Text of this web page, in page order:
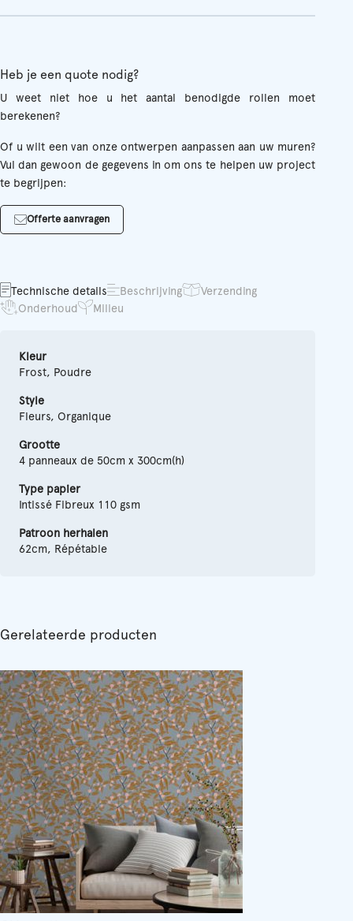
Heb je een quote nodig?
U weet niet hoe u het aantal benodigde rollen moet
berekenen?
Of u wilt een van onze ontwerpen aanpassen aan uw muren?
Vul dan gewoon de gegevens in om ons te helpen uw project
te begrijpen:
Offerte aanvragen
Technische details Beschrijving
Verzending
Onderhoud
Milieu
Kleur
Frost, Poudre
Style
Fleurs, Organique
Grootte
4 panneaux de 50cm x 300cm(h)
Type papier
Intissé Fibreux 110 gsm
Patroon herhalen
62cm, Répétable
Gerelateerde producten